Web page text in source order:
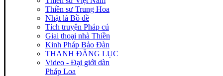
Thiền sư Trung Hoa
Nhặt lá Bồ đề
Tích truyện Pháp cú
Giai thoại nhà Thiền
Kinh Pháp Bảo Đàn
THANH ĐĂNG LỤC
Video - Đại giới dàn
Pháp Loa